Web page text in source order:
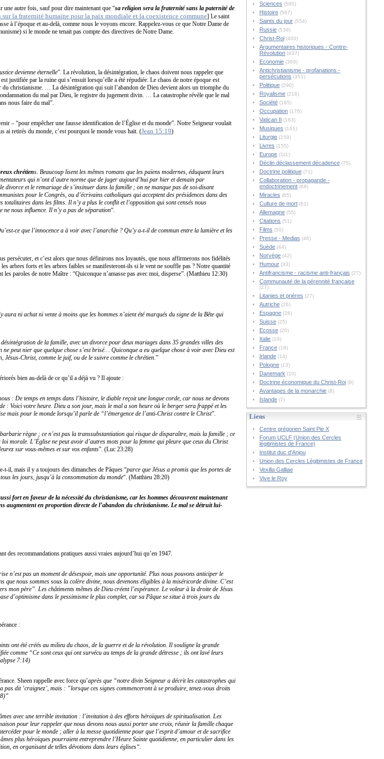
une autre fois, sauf pour dire maintenant que “sa religion sera la fraternité sans la paternité de
sur la fraternité humaine pour la paix mondiale et la coexistence commune] Le saint
à l’époque et au-delà, comme nous le voyons encore. Rappelez-vous ce que Notre Dame de
si le monde ne tenait pas compte des directives de Notre Dame.
devienne éternelle”. La révolution, la désintégration, le chaos doivent nous rappeler que
justifiée par la ruine qui s’ensuit lorsqu’elle a été répudiée. Le chaos de notre époque est
du christianisme. … La désintégration qui suit l’abandon de Dieu devient alors un triomphe du
du mal par Dieu, le registre du jugement divin. … La catastrophe révèle que le mal
nous faire du mal”.
– “pour empêcher une fausse identification de l’Église et du monde”. Notre Seigneur voulait
ai retirés du monde, c’est pourquoi le monde vous hait. (Jean 15:19)
chrétiens. Beaucoup lisent les mêmes romans que les païens modernes, éduquent leurs
qui n’ont d’autre norme que de juger aujourd’hui par hier et demain par
divorce et le remariage de s’insinuer dans la famille ; on ne manque pas de soi-disant
pour le Congrès, ou d’écrivains catholiques qui acceptent des présidences dans des
dans les films. Il n’y a plus le conflit et l’opposition qui sont censés nous
ne nous influence. Il n’y a pas de séparation“.
ce que l’innocence a à voir avec l’anarchie ? Qu’y a-t-il de commun entre la lumière et les
persécuter, et c’est alors que nous définirons nos loyautés, que nous affirmerons nos fidélités
arbres forts et les arbres faibles se manifesteront-ils si le vent ne souffle pas ? Notre quantité
paroles de notre Maître : “Quiconque n’amasse pas avec moi, disperse”. (Matthieu 12:30)
aura ni achat ni vente à moins que les hommes n’aient été marqués du signe de la Bête qui
désintégration de la famille, avec un divorce pour deux mariages dans 35 grandes villes des
peut nier que quelque chose s’est brisé… Quiconque a eu quelque chose à voir avec Dieu est
Jésus-Christ, comme le juif, ou de le suivre comme le chrétien .”
bien au-delà de ce qu’il a déjà vu ? Il ajoute :
: De temps en temps dans l’histoire, le diable reçoit une longue corde, car nous ne devons
: Voici votre heure. Dieu a son jour, mais le mal a son heure où le berger sera frappé et les
mais pour le monde lorsqu’il parle de “l’émergence de l’anti-Christ contre le Christ”.
règne ; ce n’est pas la transsubstantiation qui risque de disparaître, mais la famille ; ce
morale. L’Église ne peut avoir d’autres mots pour la femme qui pleure que ceux du Christ
sur vous-mêmes et sur vos enfants”. (Luc 23:28)
t-il, mais il y a toujours des dimanches de Pâques “parce que Jésus a promis que les portes de
les jours, jusqu’à la consommation du monde“. (Matthieu 28:20)
fort en faveur de la nécessité du christianisme, car les hommes découvrent maintenant
augmentent en proportion directe de l’abandon du christianisme. Le mal se détruit lui-
des recommandations pratiques aussi vraies aujourd’hui qu’en 1947.
n’est pas un moment de désespoir, mais une opportunité. Plus nous pouvons anticiper le
que nous sommes sous la colère divine, nous devenons éligibles à la miséricorde divine. C’est
mon père”. Les châtiments mêmes de Dieu créent l’espérance. Le voleur à la droite de Jésus
d’optimisme dans le pessimisme le plus complet, car sa Pâque se situe à trois jours du
:
ont été créés au milieu du chaos, de la guerre et de la révolution. Il souligne la grande
comme “Ce sont ceux qui ont survécu au temps de la grande détresse ; ils ont lavé leurs
7:14)
Sheen rappelle avec force qu’après que “notre divin Seigneur a décrit les catastrophes qui
dit ‘craignez’, mais : ”lorsque ces signes commenceront à se produire, tenez-vous droits
avec une terrible invitation : l’invitation à des efforts héroïques de spiritualisation. Les
pour leur rappeler que nous devons nous aussi porter une croix, réunir la famille chaque
pour le monde ; aller à la messe quotidienne pour que l’esprit d’amour et de sacrifice
plus héroïques pourraient entreprendre l’Heure Sainte quotidienne, en particulier dans les
en organisant de telles dévotions dans leurs églises“.
Sciences (580)
Histoire(567)
Saints du jour(554)
Russie(538)
Christ-Roi(460)
Argumentaires historiques - Contre-
Révolution(437)
Economie(369)
Antichristianisme - profanations -
persécutions (351)
Politique(290)
Royalisme(216)
Société(185)
Occupation(176)
Vatican II (163)
Musiques (161)
Liturgie(159)
Livres (155)
Europe(111)
Déclin déclassement décadence(75)
Doctrine politique(71)
Collaboration - propagande -
endoctrinement(68)
Miracles (65)
Culture de mort(61)
Allemagne(55)
Citations (51)
Films (50)
Presse - Medias (46)
Suède(44)
Norvège(42)
Humour(33)
Antifrancisme - racisme anti-français (27)
Communauté de la pérennité française
(27)
Litanies et prières (27)
Autriche(26)
Espagne(26)
Suisse(25)
Ecosse(20)
Italie(19)
France(18)
Irlande(14)
Pologne(13)
Danemark (10)
Doctrine économique du Christ-Roi(9)
Avantages de la monarchie(8)
Islande(7)
Liens
Centre grégorien Saint Pie X
Forum UCLF (Union des Cercles
légitimistes de France)
Institut duc d'Anjou
Union des Cercles Légitimistes de France
Vexilla Galliae
Vive le Roy